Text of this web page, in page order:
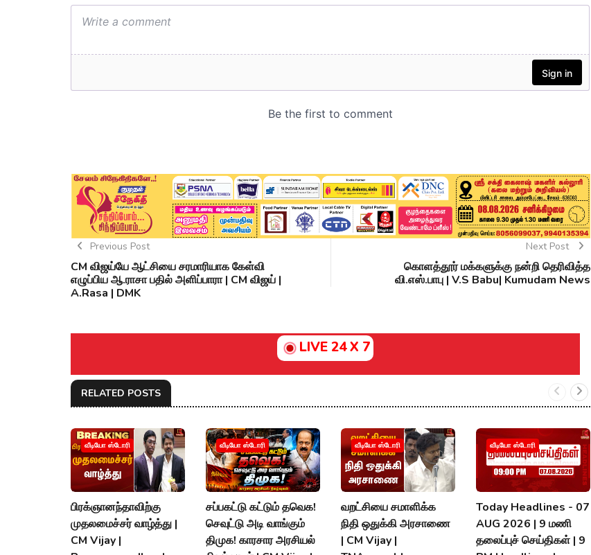
Previous Post
CM விஜய்யே ஆட்சியை சரமாரியாக கேள்வி
எழுப்பிய ஆ.ராசா பதில் அளிப்பாரா | CM விஜய் |
A.Rasa | DMK
Next Post
கொளத்தூர் மக்களுக்கு நன்றி தெரிவித்த
வி.எஸ்.பாபு | V.S Babu| Kumudam News
LIVE 24 X 7
RELATED POSTS
வீடியோ ஸ்டோரி
பிரக்ஞானந்தாவிற்கு
முதலமைச்சர் வாழ்த்து |
CM Vijay |
வீடியோ ஸ்டோரி
சப்பகட்டு கட்டும் தவெக!
செவுட்டு அடி வாங்கும்
திமுக! காரசார அரசியல்
வீடியோ ஸ்டோரி
வறட்சியை சமாளிக்க
நிதி ஒதுக்கி அரசாணை
| CM Vijay |
வீடியோ ஸ்டோரி
Today Headlines - 07
AUG 2026 | 9 மணி
தலைப்புச் செய்திகள் | 9